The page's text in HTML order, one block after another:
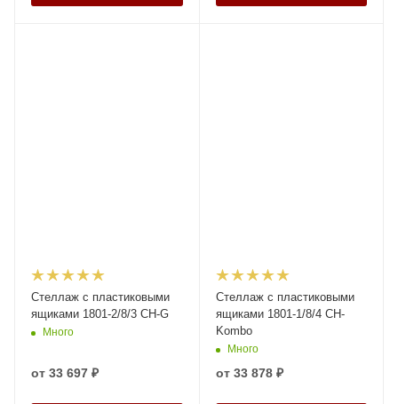
Стеллаж с пластиковыми
ящиками 1801-2/8/3 CH-G
Много
от 33 697 ₽
Стеллаж с пластиковыми
ящиками 1801-1/8/4 СH-
Kombo
Много
от 33 878 ₽